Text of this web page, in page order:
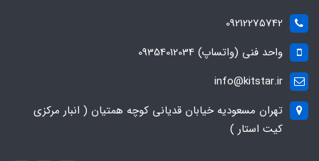
09212275742
واحد فنی (واتساپ) 09354012034
info@kitstar.ir
تهران مسعودیه خیابان قدیانی کوچه همتیان ( انبار مرکزی
کیت استار )